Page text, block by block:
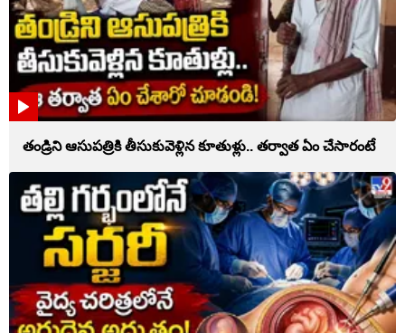
తండ్రిని ఆసుపత్రికి తీసుకువెళ్లిన కూతుళ్లు.. తర్వాత ఏం చేసారంటే